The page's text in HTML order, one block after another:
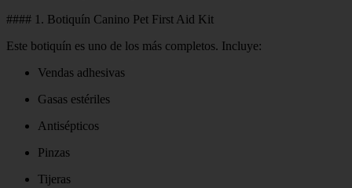
#### 1. Botiquín Canino Pet First Aid Kit
Este botiquín es uno de los más completos. Incluye:
Vendas adhesivas
Gasas estériles
Antisépticos
Pinzas
Tijeras